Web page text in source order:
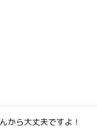
から大丈夫ですよ！